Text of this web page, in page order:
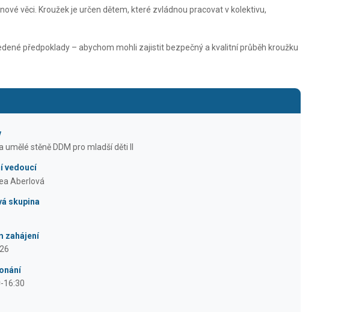
věci. Kroužek je určen dětem, které zvládnou pracovat v kolektivu,
předpoklady – abychom mohli zajistit bezpečný a kvalitní průběh kroužku
umělé stěně DDM pro mladší děti II
vedoucí
Aberlová
skupina
zahájení
16:30